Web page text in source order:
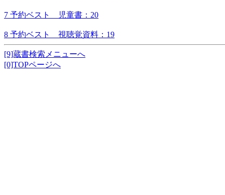
7 予約ベスト 児童書：20
8 予約ベスト 視聴覚資料：19
[9]蔵書検索メニューへ
[0]TOPページへ